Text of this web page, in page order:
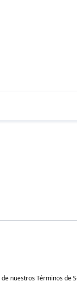
de nuestrosTérminos de